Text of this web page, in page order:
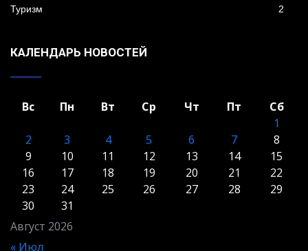
Туризм 2
КАЛЕНДАРЬ НОВОСТЕЙ
Август 2026
Вс Пн Вт Ср Чт Пт
Сб
1
2
3 4 5 6 7
8
9
10 11 12 13 14
15
16
17 18 19 20 21
22
23
24 25 26 27 28
29
30
31
« Июл